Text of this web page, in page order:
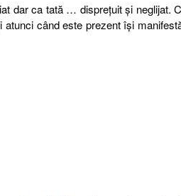
dar ca tată … dispreţuit şi neglijat.
când este prezent îşi